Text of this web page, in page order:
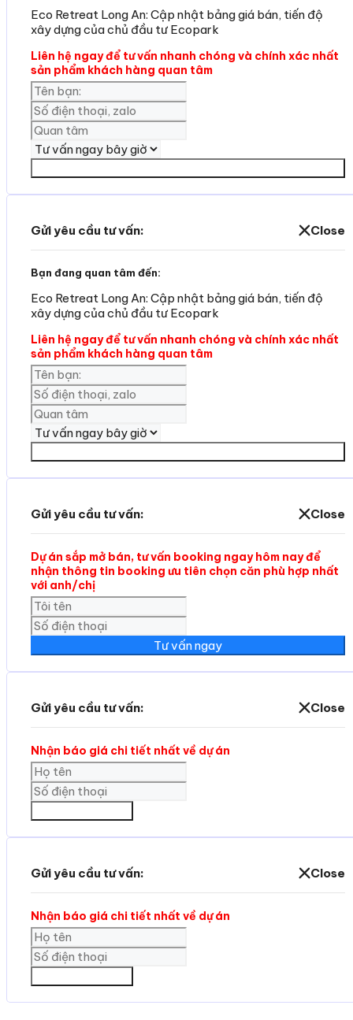
Eco Retreat Long An: Cập nhật bảng giá bán, tiến độ
xây dựng của chủ đầu tư Ecopark
Liên hệ ngay để tư vấn nhanh chóng và chính xác nhất
sản phẩm khách hàng quan tâm
Gửi yêu cầu tư vấn: Close
Bạn đang quan tâm đến:
Eco Retreat Long An: Cập nhật bảng giá bán, tiến độ
xây dựng của chủ đầu tư Ecopark
Liên hệ ngay để tư vấn nhanh chóng và chính xác nhất
sản phẩm khách hàng quan tâm
Gửi yêu cầu tư vấn: Close
Dự án sắp mở bán, tư vấn booking ngay hôm nay để
nhận thông tin booking ưu tiên chọn căn phù hợp nhất
với anh/chị
Tư vấn ngay
Gửi yêu cầu tư vấn: Close
Nhận báo giá chi tiết nhất về dự án
Gửi yêu cầu tư vấn: Close
Nhận báo giá chi tiết nhất về dự án